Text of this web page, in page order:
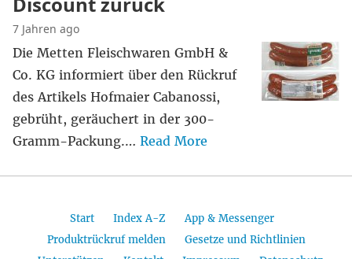
7 Jahren ago
Die Metten Fleischwaren GmbH &
Co. KG informiert über den Rückruf
des Artikels Hofmaier Cabanossi,
gebrüht, geräuchert in der 300-
Gramm-Packung.… Read More
Start Index A-Z
App & Messenger
Produktrückruf melden
Gesetze und Richtlinien